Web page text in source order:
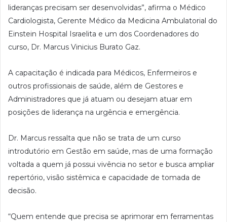
lideranças precisam ser desenvolvidas”, afirma o Médico
Cardiologista, Gerente Médico da Medicina Ambulatorial do
Einstein Hospital Israelita e um dos Coordenadores do
curso, Dr. Marcus Vinicius Burato Gaz.
A capacitação é indicada para Médicos, Enfermeiros e
outros profissionais de saúde, além de Gestores e
Administradores que já atuam ou desejam atuar em
posições de liderança na urgência e emergência.
Dr. Marcus ressalta que não se trata de um curso
introdutório em Gestão em saúde, mas de uma formação
voltada a quem já possui vivência no setor e busca ampliar
repertório, visão sistêmica e capacidade de tomada de
decisão.
“Quem entende que precisa se aprimorar em ferramentas